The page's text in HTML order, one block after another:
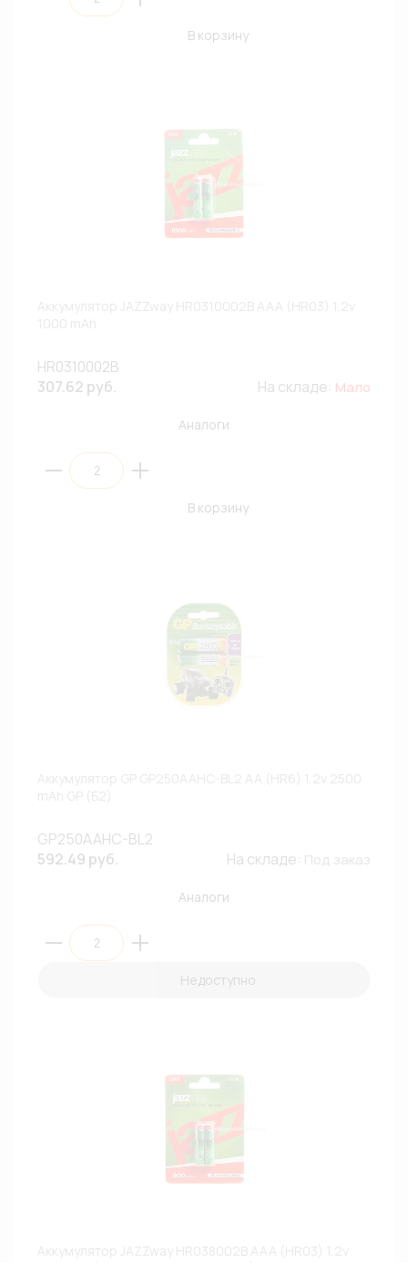
В корзину
HR0310002B
307.62 руб.
На складе: Мало
Аналоги
В корзину
GP250AAHC-BL2
592.49 руб.
На складе:
Аналоги
Недоступно